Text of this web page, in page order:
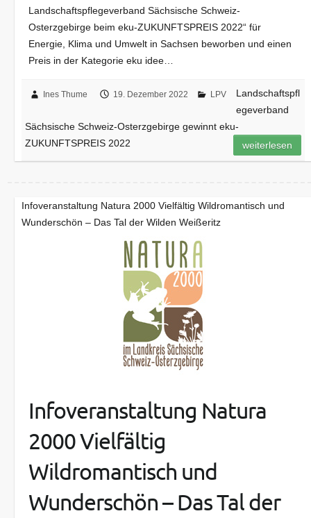
Landschaftspflegeverband Sächsische Schweiz-
Osterzgebirge beim eku-ZUKUNFTSPREIS 2022“ für
Energie, Klima und Umwelt in Sachsen beworben und einen
Preis in der Kategorie eku idee…
Ines Thume 19. Dezember 2022 LPV
Landschaftspfl
egeverband
Sächsische Schweiz-Osterzgebirge gewinnt eku-
ZUKUNFTSPREIS 2022
weiterlesen
Infoveranstaltung Natura 2000 Vielfältig Wildromantisch und
Wunderschön – Das Tal der Wilden Weißeritz
Infoveranstaltung Natura
2000 Vielfältig
Wildromantisch und
Wunderschön – Das Tal der